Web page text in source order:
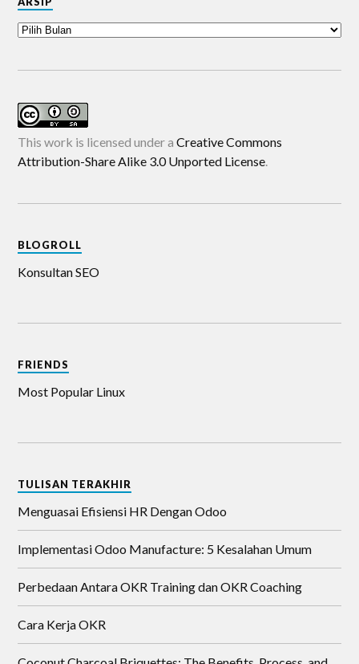
This work is licensed under aCreative Commons
Attribution-Share Alike 3.0 Unported License.
BLOGROLL
Konsultan SEO
FRIENDS
Most Popular Linux
TULISAN TERAKHIR
Menguasai Efisiensi HR Dengan Odoo
Implementasi Odoo Manufacture: 5 Kesalahan Umum
Perbedaan Antara OKR Training dan OKR Coaching
Cara Kerja OKR